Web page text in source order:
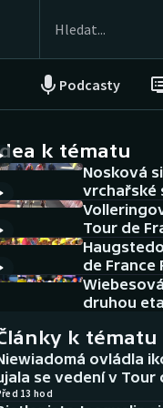
Podcasty
NEPŘEHLÉDNĚTE
Historické návraty
Aplikace ČT sport
AZ kvíz
k tématu
Nosková
vrchařské
Tour de
de France
druhou
k tématu
ovládla
se vedení v Tour
13 hod